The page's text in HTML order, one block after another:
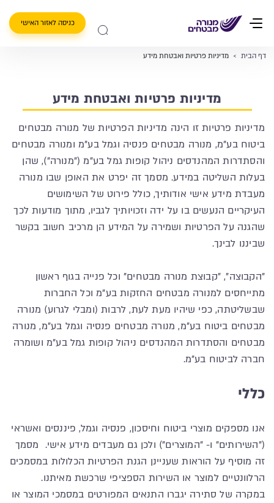
כניסה לאזור האישי
דף הבית > מדיניות פרטיות ואבטחת מידע
מדיניות פרטיות ואבטחת מידע
מדיניות פרטיות זו הינה מדיניות הפרטיות של מנורה מבטחים
ביטוח בע"מ, מנורה מבטחים פנסיה וגמל בע"מ ומנורה מבטחים
והסתדרות המהנדסים ניהול קופות גמל בע"מ ("מנורה"), שהן
בעלות השליטה במידע. מסמך זה יפרט את האופן שבו מנורה
מעבדת מידע אישי אודותיך, כולל פירוט של השימושים
העיקריים הנעשים בו על ידה וזכויותיך לגביו, מתוך מודעות לכך
שהגנה על הפרטיות ושמירה על המידע הן מרכיב חשוב בקשר
שביננו לבינך.
"הקבוצה", "קבוצת מנורה מבטחים" וכל פנייה בגוף ראשון
מתייחסים למנורה מבטחים החזקות בע"מ וכל החברות
שבשליטתה, כפי שיהיו מעת לעת, לרבות (ומבלי לגרוע) מנורה
מבטחים ביטוח בע"מ, מנורה מבטחים פנסיה וגמל בע"מ, מנורה
מבטחים והסתדרות המהנדסים ניהול קופות גמל בע"מ ושומרה
חברה לביטוח בע"מ.
כללי
אנו מספקים מוצרי ביטוח וחיסכון, פנסיה וגמל, פיננסים ואשראי
("השירותים" ו- "המוצרים") ולכן גם מעבדים מידע אישי. מסמך
זה מוסיף על הוראות שעניינן הגנת הפרטיות הכלולות במסמכים
הרלוונטיים למוצר או השירות הספציפי שרכשת מאיתנו.
במקרה של סתירה יגברו התנאים המפורטים במסמכי המוצר או